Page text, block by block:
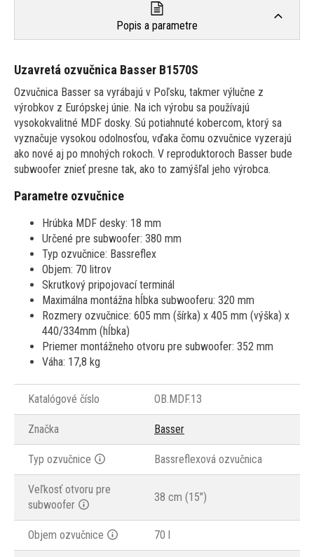
Popis a parametre
Uzavretá ozvučnica Basser B1570S
Ozvučnica Basser sa vyrábajú v Poľsku, takmer výlučne z
výrobkov z Európskej únie. Na ich výrobu sa používajú
vysokokvalitné MDF dosky. Sú potiahnuté kobercom, ktorý sa
vyznačuje vysokou odolnosťou, vďaka čomu ozvučnice vyzerajú
ako nové aj po mnohých rokoch. V reproduktoroch Basser bude
subwoofer znieť presne tak, ako to zamýšľal jeho výrobca.
Parametre ozvučnice
Hrúbka MDF desky: 18 mm
Určené pre subwoofer: 380 mm
Typ ozvučnice: Bassreflex
Objem: 70 litrov
Skrutkový pripojovací terminál
Maximálna montážna hĺbka subwooferu: 320 mm
Rozmery ozvučnice: 605 mm (šírka) x 405 mm (výška) x
440/334mm (hĺbka)
Priemer montážneho otvoru pre subwoofer: 352 mm
Váha: 17,8 kg
Katalógové číslo OB.MDF.13
Značka Basser
Typ ozvučnice Bassreflexová ozvučnica
Veľkosť otvoru pre
subwoofer
38 cm (15")
Objem ozvučnice 70 l